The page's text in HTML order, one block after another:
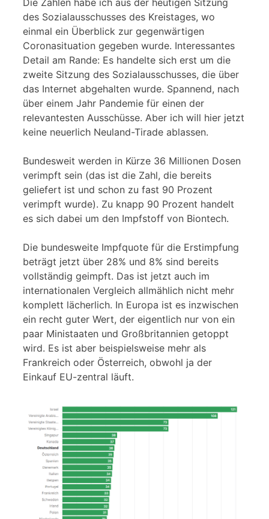
des Sozialausschusses des Kreistages, wo
einmal ein Überblick zur gegenwärtigen
Coronasituation gegeben wurde. Interessantes
Detail am Rande: Es handelte sich erst um die
zweite Sitzung des Sozialausschusses, die über
das Internet abgehalten wurde. Spannend, nach
über einem Jahr Pandemie für einen der
relevantesten Ausschüsse. Aber ich will hier jetzt
keine neuerlich Neuland-Tirade ablassen.
Bundesweit werden in Kürze 36 Millionen Dosen
verimpft sein (das ist die Zahl, die bereits
geliefert ist und schon zu fast 90 Prozent
verimpft wurde). Zu knapp 90 Prozent handelt
es sich dabei um den Impfstoff von Biontech.
Die bundesweite Impfquote für die Erstimpfung
beträgt jetzt über 28% und 8% sind bereits
vollständig geimpft. Das ist jetzt auch im
internationalen Vergleich allmählich nicht mehr
komplett lächerlich. In Europa ist es inzwischen
ein recht guter Wert, der eigentlich nur von ein
paar Ministaaten und Großbritannien getoppt
wird. Es ist aber beispielsweise mehr als
Frankreich oder Österreich, obwohl ja der
Einkauf EU-zentral läuft.